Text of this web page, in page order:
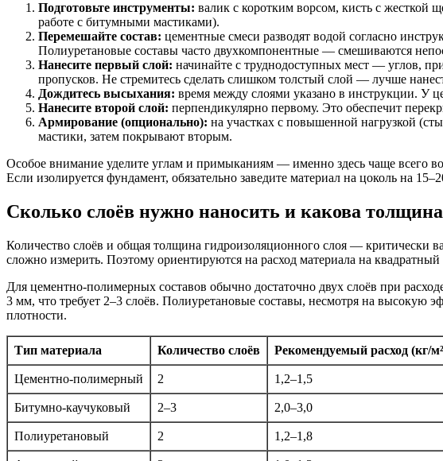
Подготовьте инструменты: валик с коротким ворсом, кисть с жесткой
работе с битумными мастиками).
Перемешайте состав: цементные смеси разводят водой согласно
Полиуретановые составы часто двухкомпонентные — смешиваются
Нанесите первый слой: начинайте с труднодоступных мест — углов,
пропусков. Не стремитесь сделать слишком толстый слой — лучше
Дождитесь высыхания: время между слоями указано в инструкции. У
Нанесите второй слой: перпендикулярно первому. Это обеспечит
Армирование (опционально): на участках с повышенной нагрузкой
мастики, затем покрывают вторым.
Особое внимание уделите углам и примыканиям — именно здесь чаще всего
Если изолируется фундамент, обязательно заведите материал на цоколь на
Сколько слоёв нужно наносить и какова
Количество слоёв и общая толщина гидроизоляционного слоя —
сложно измерить. Поэтому ориентируются на расход материала на квадратный
Для цементно-полимерных составов обычно достаточно двух слоёв при
3 мм, что требует 2–3 слоёв. Полиуретановые составы, несмотря на высокую
плотности.
Тип материала Количество слоёв Рекомендуемый расход (кг/
Цементно-полимерный 2 1,2–1,5
Битумно-каучуковый 2–3 2,0–3,0
Полиуретановый 2 1,2–1,8